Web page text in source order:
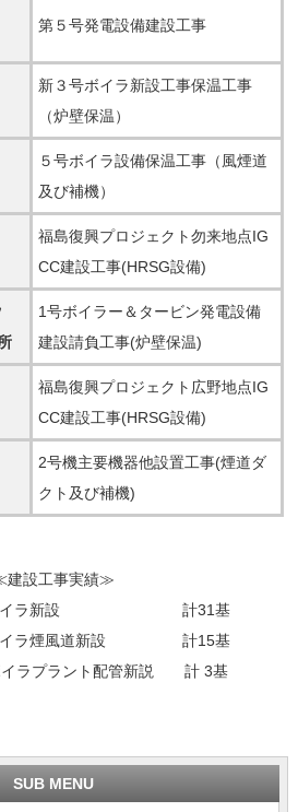
第５号発電設備建設工事
新３号ボイラ新設工事保温工事
（炉壁保温）
５号ボイラ設備保温工事（風煙道
及び補機）
福島復興プロジェクト勿来地点IG
CC建設工事(HRSG設備)
1号ボイラー＆タービン発電設備
建設請負工事(炉壁保温)
福島復興プロジェクト広野地点IG
CC建設工事(HRSG設備)
2号機主要機器他設置工事(煙道ダ
クト及び補機)
建設工事実績≫
備ボイラ新設 計31基
ボイラ煙風道新設 計15基
イラプラント配管新説 計 3基
SUB MENU